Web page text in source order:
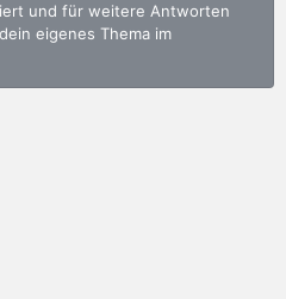
und für weitere Antworten
eigenes Thema im